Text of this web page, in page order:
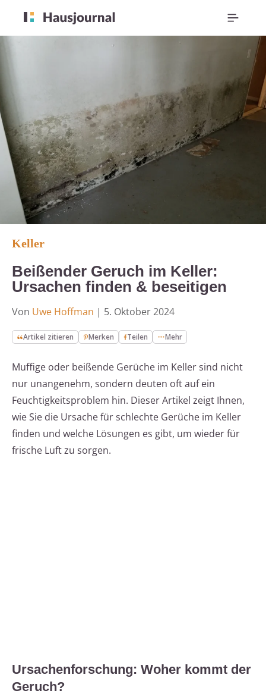
Keller
Beißender Geruch im Keller:
Ursachen finden & beseitigen
Von Uwe Hoffman | 5. Oktober 2024
Artikel zitieren Merken Teilen Mehr
Muffige oder beißende Gerüche im Keller sind nicht
nur unangenehm, sondern deuten oft auf ein
Feuchtigkeitsproblem hin. Dieser Artikel zeigt Ihnen,
wie Sie die Ursache für schlechte Gerüche im Keller
finden und welche Lösungen es gibt, um wieder für
frische Luft zu sorgen.
Ursachenforschung: Woher kommt der
Geruch?